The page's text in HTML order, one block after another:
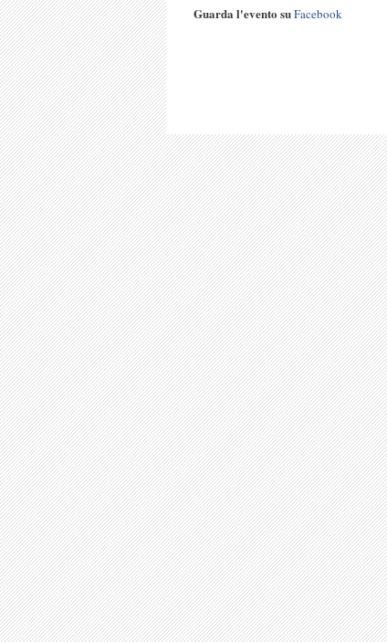
Guarda l'evento suFacebook